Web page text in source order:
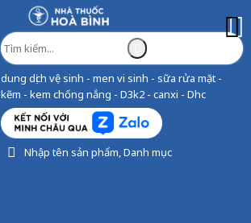
dung dịch vệ sinh - men vi sinh - sữa rửa mặt -
kẽm - kem chống nắng - D3k2 - canxi - Dhc
Nhập tên sản phẩm, Danh mục